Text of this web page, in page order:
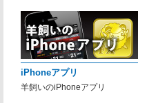
iPhoneアプリ
羊飼いのiPhoneアプリ